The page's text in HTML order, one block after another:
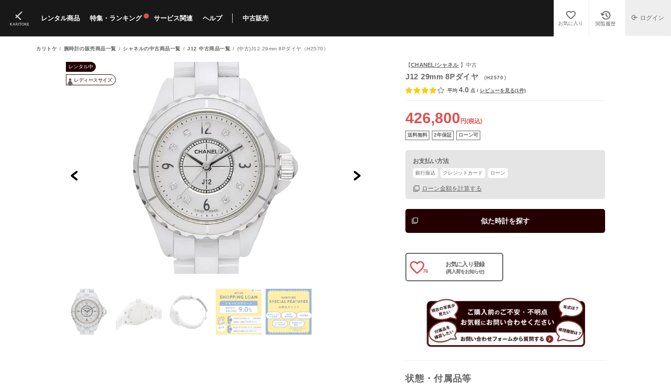
レンタル商品
ブランド一覧 すべての商品 新入荷商品 新規限定商品 購入可能商品
特集・ランキング
特集 ランキング
サービス関連
料金プラン 獲得できるポイント カリトケとは？
ヘルプ
ご利用方法 Q&A
中古販売
中古販売商品 ブランド一覧
お気に入り 閲覧履歴
ログイン
カリトケ 腕時計の販売商品一覧 シャネルの中古商品一覧 J12 中古商品一覧 (中古)J12 29mm 8Pダイヤ（H2570）
レンタル中
レディースサイズ
【CHANEL/シャネル】中古
J12 29mm 8Pダイヤ （H2570）
平均 4.0 点 / レビューを見る(1件)
426,800 円(税込)
送料無料 2年保証 ローン可
お支払い方法
銀行振込 クレジットカード ローン
ローン金額を計算する
似た時計を探す
76
お気に入り登録
(再入荷をお知らせ)
状態・付属品等
保証書
箱